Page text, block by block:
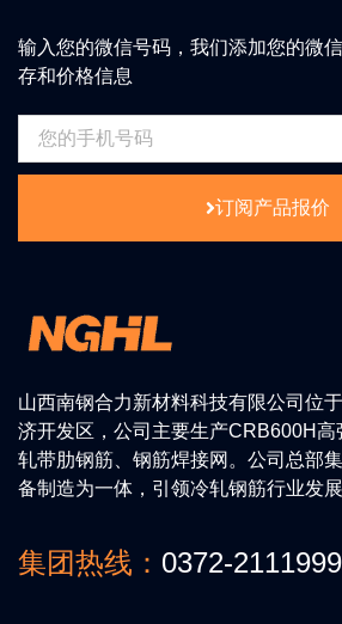
山西南钢合力新材料科技有限公司位
济开发区，公司主要生产CRB600H
轧带肋钢筋、钢筋焊接网。公司总部
备制造为一体，引领冷轧钢筋行业发展
集团热线： 0372-2111999
输入您的微信号码，我们添加您的微
存和价格信息
订阅产品报价